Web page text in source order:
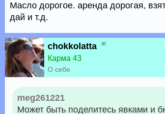
Масло дорогое. аренда дорогая,
дай и т.д.
chokkolatta ж
Карма 43
О себе
meg261221
Может быть поделитесь явками и